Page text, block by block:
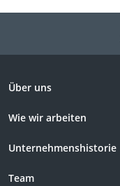
Über uns
Wie wir arbeiten
Unternehmenshistorie
Team